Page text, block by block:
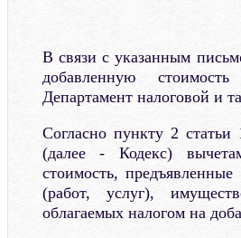
В связи с указанным
добавленную
Департамент налоговой и
Согласно пункту 2 статьи
(далее - Кодекс)
стоимость,
(работ, услуг),
облагаемых налогом на